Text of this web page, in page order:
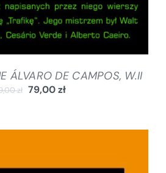
ÁLVARO DE CAMPOS, W.II
zł 79,00zł